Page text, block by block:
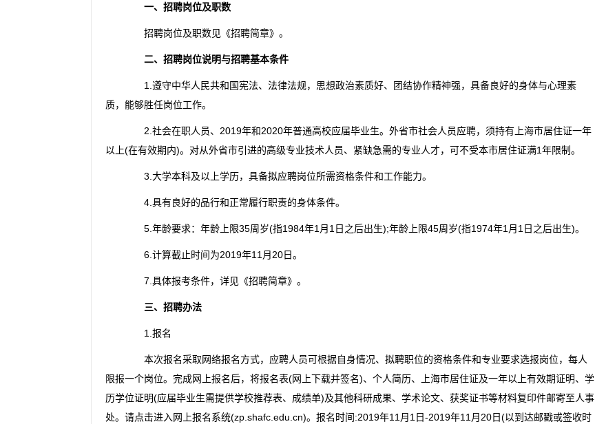
一、招聘岗位及职数
招聘岗位及职数见《招聘简章》。
二、招聘岗位说明与招聘基本条件
1.遵守中华人民共和国宪法、法律法规，思想政治素质好、团结协作精神强，具备良好的身体与心理素
质，能够胜任岗位工作。
2.社会在职人员、2019年和2020年普通高校应届毕业生。外省市社会人员应聘，须持有上海市居住证一年
以上(在有效期内)。对从外省市引进的高级专业技术人员、紧缺急需的专业人才，可不受本市居住证满1年限制。
3.大学本科及以上学历，具备拟应聘岗位所需资格条件和工作能力。
4.具有良好的品行和正常履行职责的身体条件。
5.年龄要求：年龄上限35周岁(指1984年1月1日之后出生);年龄上限45周岁(指1974年1月1日之后出生)。
6.计算截止时间为2019年11月20日。
7.具体报考条件，详见《招聘简章》。
三、招聘办法
1.报名
本次报名采取网络报名方式，应聘人员可根据自身情况、拟聘职位的资格条件和专业要求选报岗位，每人
限报一个岗位。完成网上报名后，将报名表(网上下载并签名)、个人简历、上海市居住证及一年以上有效期证明、学
历学位证明(应届毕业生需提供学校推荐表、成绩单)及其他科研成果、学术论文、获奖证书等材料复印件邮寄至人事
处。请点击进入网上报名系统(zp.shafc.edu.cn)。报名时间:2019年11月1日-2019年11月20日(以到达邮戳或签收时